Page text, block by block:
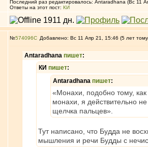
Последний раз редактировалось: Antaradhana (Вс 11
Ответы на этот пост: КИ
№574096 Добавлено: Вс 11 Апр 21, 15:46 (5 лет
Antaradhana пишет:
КИ пишет:
Antaradhana пишет:
«Монахи, подобно тому,
монахи, я действительно
щелчка пальцев».
Тут написано, что Будда не
мышления и речи Будды с